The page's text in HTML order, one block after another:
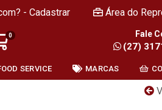
- Cadastrar Área do
0 Fale
(27)
SERVICE MARCAS